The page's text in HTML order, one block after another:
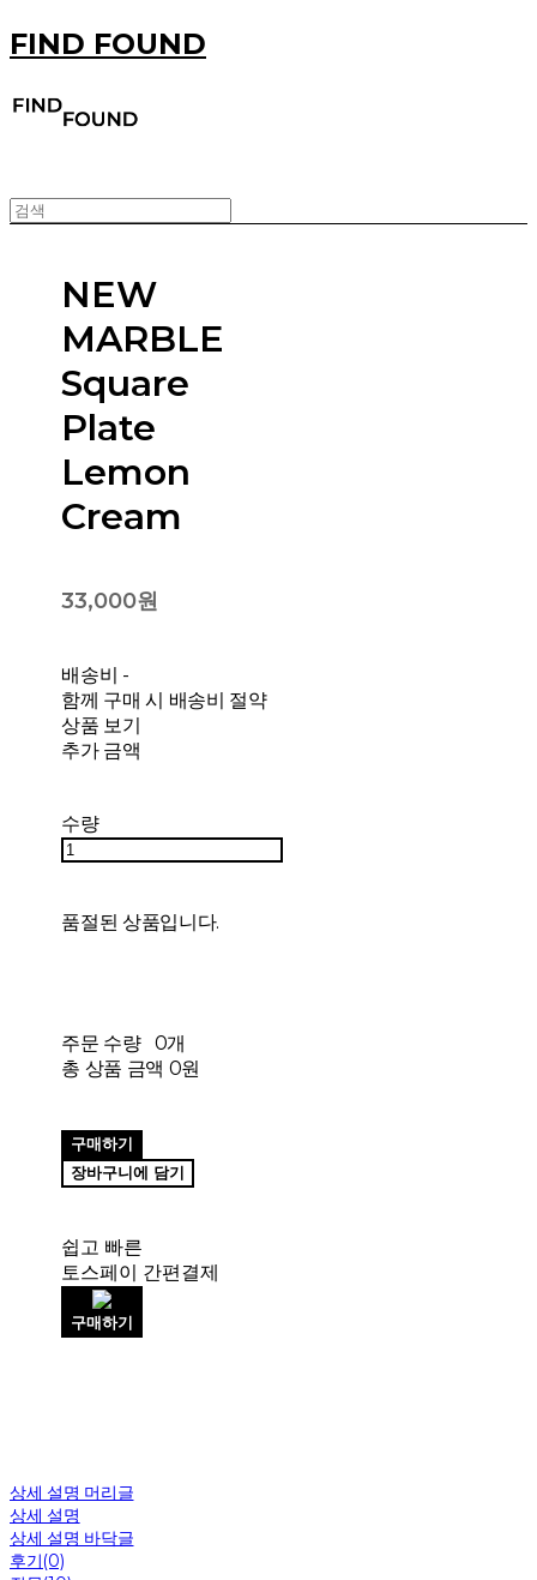
FIND FOUND
NEW
MARBLE
Square
Plate
Lemon
Cream
33,000원
배송비 -
함께 구매 시 배송비 절약
상품 보기
추가 금액
수량
품절된 상품입니다.
주문 수량
0개
총 상품 금액 0원
구매하기
장바구니에 담기
쉽고 빠른
토스페이 간편결제
구매하기
상세 설명 머리글
상세 설명
상세 설명 바닥글
후기(0)